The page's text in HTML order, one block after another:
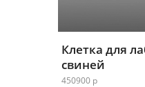
Клетка для
свиней
450900 р